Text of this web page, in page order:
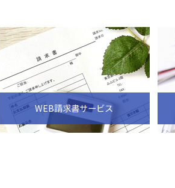
WEB請求書サービス